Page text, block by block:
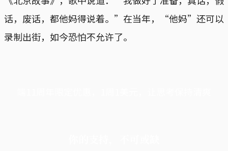
话，废话，都他妈得说着。”在当年，“他妈”还可以
录制出街，如今恐怕不允许了。